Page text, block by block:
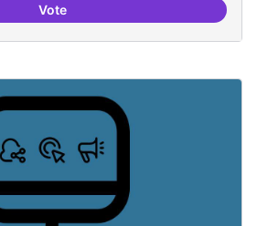
VoteComunitat i continuitat